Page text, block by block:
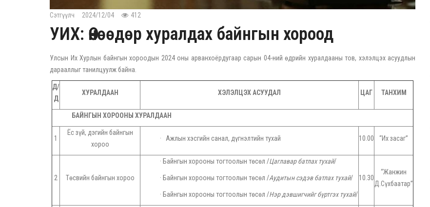
Сэтгүүлч 2024/12/04 412
УИХ: Өнөөдөр хуралдах байнгын хороод
Улсын Их Хурлын байнгын хороодын 2024 оны арванхоёрдугаар сарын 04-ний өдрийн хуралдааны тов, хэлэлцэх асуудлын
дарааллыг танилцуулж байна.
Д/
Д
ХУРАЛДААН ХЭЛЭЛЦЭХ АСУУДАЛ ЦАГ ТАНХИМ
БАЙНГЫН ХОРООНЫ ХУРАЛДААН
1
Ёс зүй, дэгийн байнгын
хороо
· Ажлын хэсгийн санал, дүгнэлтийн тухай 10.00 “Их засаг”
2 Төсвийн байнгын хороо
· Байнгын хорооны тогтоолын төсөл /Цаглавар батлах тухай/
· Байнгын хорооны тогтоолын төсөл /Аудитын сэдэв батлах тухай/
· Байнгын хорооны тогтоолын төсөл /Нэр дэвшигчийг бүртгэх тухай/
10.30
“Жанжин
Д.Сүхбаатар”